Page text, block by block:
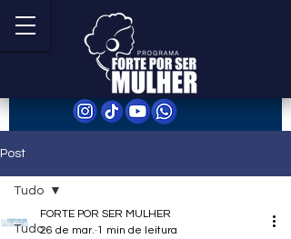
Post
Tudo
Tudo
FORTE POR SER MULHER
26 de mar. 1 min de leitura